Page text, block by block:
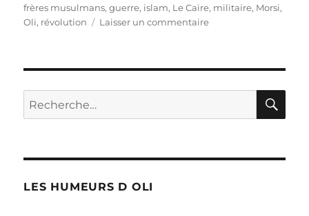
le
frères musulmans,guerre, islam, Le Caire, militaire, Morsi,
Oli, révolution Laisser un commentairesur
gouffre
Recherche
pour :
LES HUMEURS D OLI